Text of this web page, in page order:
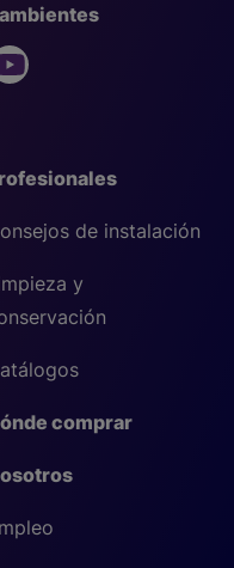
de instalación
y
comprar